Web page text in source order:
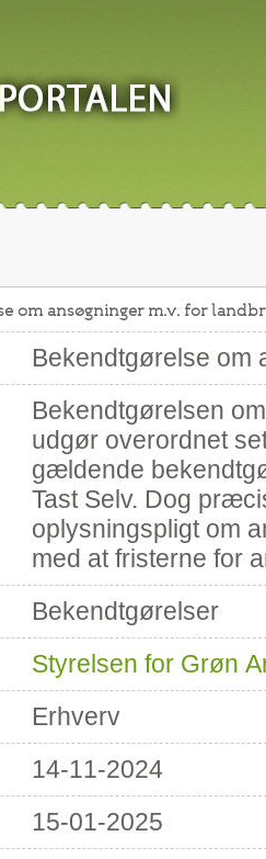
om ansøgninger m.v. for
Bekendtgørelse om
Bekendtgørelsen
udgør overordnet
gældende
Tast Selv. Dog
oplysningspligt om
med at fristerne for
Bekendtgørelser
Styrelsen for Grøn
Erhverv
14-11-2024
15-01-2025